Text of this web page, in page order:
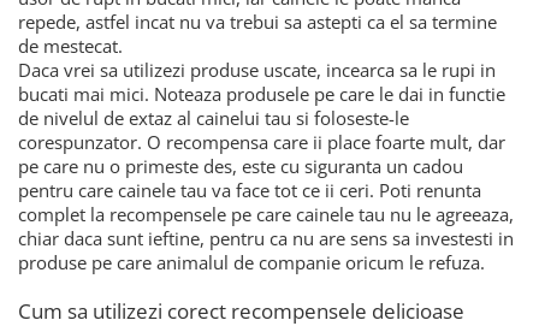
repede, astfel incat nu va trebui sa astepti ca el sa termine
de mestecat.
Daca vrei sa utilizezi produse uscate, incearca sa le rupi in
bucati mai mici. Noteaza produsele pe care le dai in functie
de nivelul de extaz al cainelui tau si foloseste-le
corespunzator. O recompensa care ii place foarte mult, dar
pe care nu o primeste des, este cu siguranta un cadou
pentru care cainele tau va face tot ce ii ceri. Poti renunta
complet la recompensele pe care cainele tau nu le agreeaza,
chiar daca sunt ieftine, pentru ca nu are sens sa investesti in
produse pe care animalul de companie oricum le refuza.
Cum sa utilizezi corect recompensele delicioase